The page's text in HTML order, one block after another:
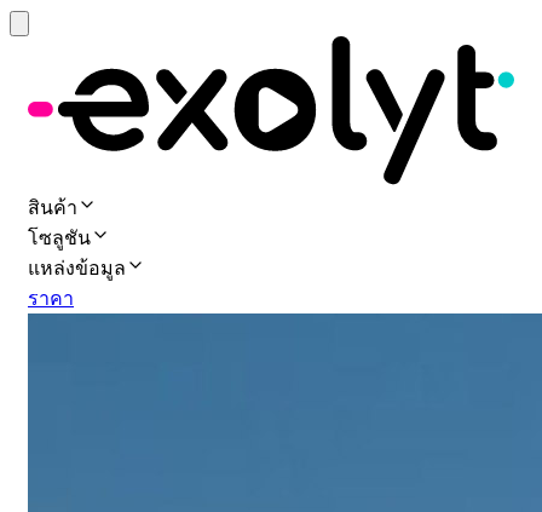
สินค้า
โซลูชัน
แหล่งข้อมูล
ราคา